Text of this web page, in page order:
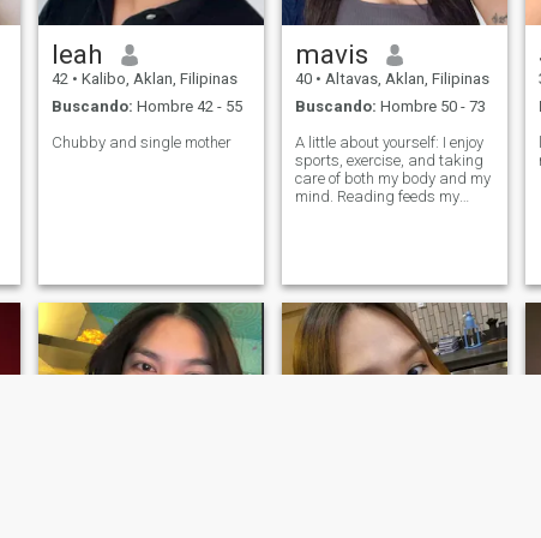
leah
42 • Kalibo, Aklan, Filipinas
Buscando: Hombre 42 - 55
Chubby and single mother
mavis
40 • Altavas, Aklan, Filipinas
Buscando: Hombre 50 - 73
A little about yourself: I enjoy
sports, exercise, and taking
care of both my body and my
mind. Reading feeds my
intelligence, and someone
who knows